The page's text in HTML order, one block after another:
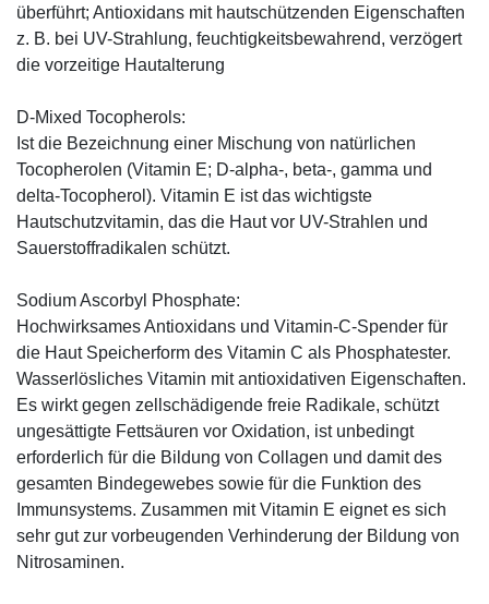
überführt; Antioxidans mit hautschützenden Eigenschaften
z. B. bei UV-Strahlung, feuchtigkeitsbewahrend, verzögert
die vorzeitige Hautalterung
D-Mixed Tocopherols:
Ist die Bezeichnung einer Mischung von natürlichen
Tocopherolen (Vitamin E; D-alpha-, beta-, gamma und
delta-Tocopherol). Vitamin E ist das wichtigste
Hautschutzvitamin, das die Haut vor UV-Strahlen und
Sauerstoffradikalen schützt.
Sodium Ascorbyl Phosphate:
Hochwirksames Antioxidans und Vitamin-C-Spender für
die Haut Speicherform des Vitamin C als Phosphatester.
Wasserlösliches Vitamin mit antioxidativen Eigenschaften.
Es wirkt gegen zellschädigende freie Radikale, schützt
ungesättigte Fettsäuren vor Oxidation, ist unbedingt
erforderlich für die Bildung von Collagen und damit des
gesamten Bindegewebes sowie für die Funktion des
Immunsystems. Zusammen mit Vitamin E eignet es sich
sehr gut zur vorbeugenden Verhinderung der Bildung von
Nitrosaminen.